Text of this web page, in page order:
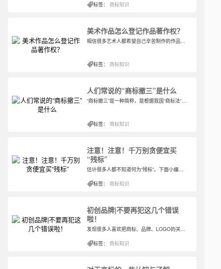
标签：商标知识
美术作品怎么登记作品著作权？
相信很多艺术人都希望自己辛苦制作的作品能受到保护与重视，而美术作品是艺术的主要作品之一，且艺术家的作品价值非常大。美术作品是我国著作权法保护的作品之一，作者对作品享有著作权。美术作品著作权登记的作用主要就是要减少因著作权归属而产生的纠纷，保护美术作品是坐着的合法权益。
标签：商标知识
人们常说的“商标撤三”是什么
“商标撤三”是一种简称，是根据我国“商标法”第四十四条规定，连续三年不使用的商标（根据注册之日开始计算），如超过此期限，商标局可以责令限期改正或者注销其注册商标的一个行为，也就是大家常说的“商标撤三”。
标签：商标知识
注意！注意！千万别贪便宜买
“残标”
估计很多人都不知道何为“残标”。下面小编来给大家举个粒子，相信大家很快就能茅塞顿开了。
标签：商标知识
初创品牌|不要再犯这几个错误
啦！
发现很多人喜欢把商标、品牌、LOGO的关系连接在一起，认为LOGO即品牌，品牌即商标。不要再犯这个错误啦！
标签：商标知识